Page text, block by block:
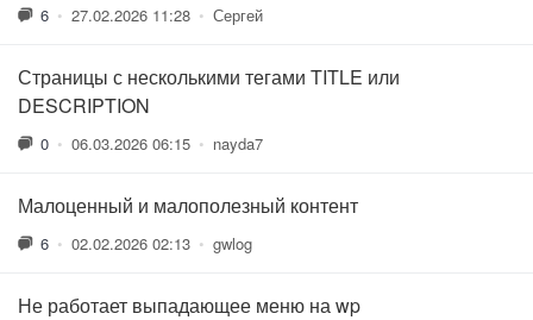
6 • 27.02.2026 11:28 • Сергей
Страницы с несколькими тегами TITLE или
DESCRIPTION
0 • 06.03.2026 06:15 • nayda7
Малоценный и малополезный контент
6 • 02.02.2026 02:13 • gwlog
Не работает выпадающее меню на wp